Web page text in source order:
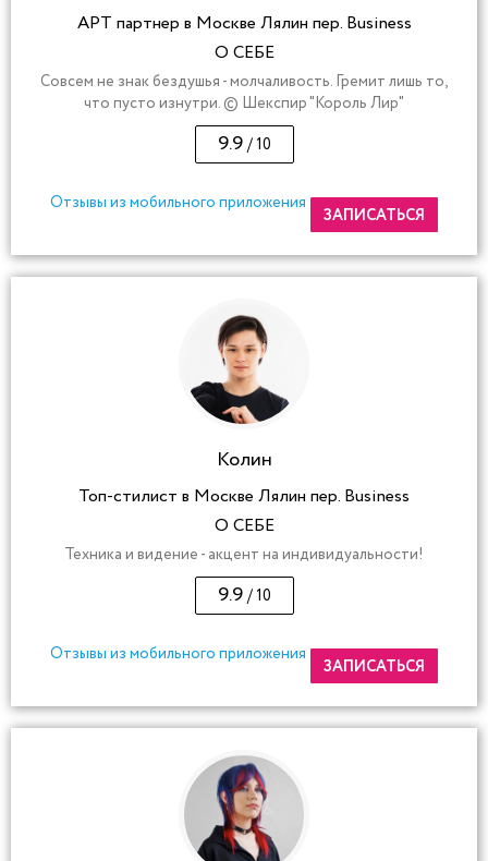
АРТ партнер в Москве Лялин пер. Business
О СЕБЕ
Совсем не знак бездушья - молчаливость. Гремит лишь то,
что пусто изнутри. © Шекспир "Король Лир"
9.9 / 10
Отзывы из мобильного приложения
ЗАПИСАТЬСЯ
Колин
Топ-стилист в Москве Лялин пер. Business
О СЕБЕ
Техника и видение - акцент на индивидуальности!
9.9 / 10
Отзывы из мобильного приложения
ЗАПИСАТЬСЯ